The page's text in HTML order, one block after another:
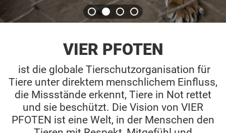
VIER PFOTEN
ist die globale Tierschutzorganisation für
Tiere unter direktem menschlichem Einfluss,
die Missstände erkennt, Tiere in Not rettet
und sie beschützt. Die Vision von VIER
PFOTEN ist eine Welt, in der Menschen den